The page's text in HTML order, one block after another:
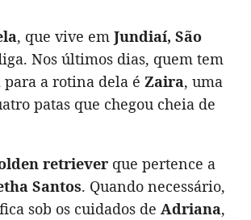
, que vive em Jundiaí, São
Nos últimos dias, quem tem
a rotina dela é Zaira, uma
patas que chegou cheia de
retriever que pertence a
Santos. Quando necessário,
sob os cuidados de Adriana,